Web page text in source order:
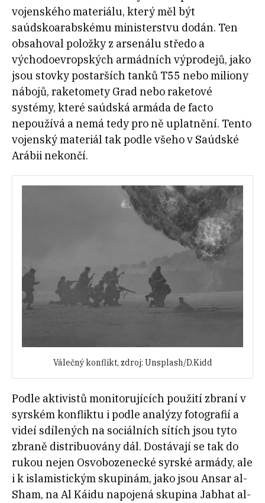
vojenského materiálu, který měl být
saúdskoarabskému ministerstvu dodán. Ten
obsahoval položky z arsenálu středo a
východoevropských armádních výprodejů, jako
jsou stovky postarších tanků T55 nebo miliony
nábojů, raketomety Grad nebo raketové
systémy, které saúdská armáda de facto
nepoužívá a nemá tedy pro ně uplatnění. Tento
vojenský materiál tak podle všeho v Saúdské
Arábii nekončí.
Válečný konflikt, zdroj: Unsplash/D.Kidd
Podle aktivistů monitorujících použití zbraní v
syrském konfliktu i podle analýzy fotografií a
videí sdílených na sociálních sítích jsou tyto
zbraně distribuovány dál. Dostávají se tak do
rukou nejen Osvobozenecké syrské armády, ale
i k islamistickým skupinám, jako jsou Ansar al-
Sham, na Al Káidu napojená skupina Jabhat al-